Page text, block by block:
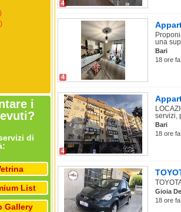
i
di
List
Gallery
4
4
una
Bari
18 ore
4
servizi,
Bari
18 ore
Gioia
18 ore